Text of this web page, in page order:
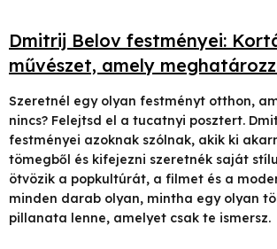
Dmitrij Belov festményei:
művészet, amely
Szeretnél egy olyan festményt otthon,
nincs? Felejtsd el a tucatnyi posztert.
festményei azoknak szólnak, akik ki
tömegből és kifejezni szeretnék saját
ötvözik a popkultúrát, a filmet és a
minden darab olyan, mintha egy olyan
pillanata lenne, amelyet csak te ismersz.